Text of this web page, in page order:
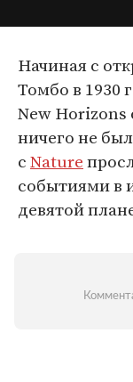
Начиная с
Томбо в 1930
New Horizons
ничего не
cNature
событиями в
девятой